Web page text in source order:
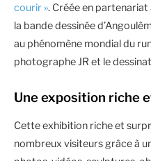
courir ». Créée en
la bande dessinée
au phénomène mondial du
photographe JR et le
Une exposition riche
Cette exhibition riche et
nombreux visiteurs grâce à